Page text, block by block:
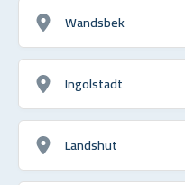
Wandsbek
Ingolstadt
Landshut